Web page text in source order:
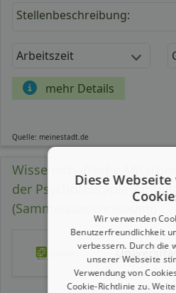
Stellenbeschreibung:
Arbeitszeit
mehr Details
Quelle: meinestadt.de
Wissenschaftliche
der Psychotherapie-
(Sammelausschreibung)
Diese
Wir verwenden
Benutzerfreundlichkeit
verbessern. Durch die
unserer Webseite
Verwendung von
Cookie-Richtlinie zu.